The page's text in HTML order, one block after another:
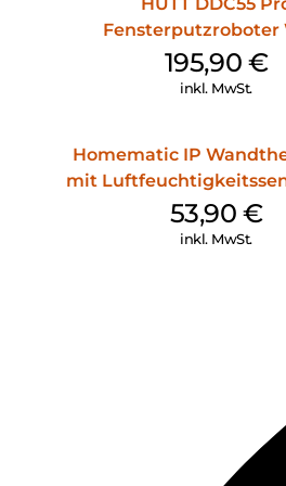
Fensterputzroboter
195,90 €
inkl. MwSt.
Homematic IP
mit
53,90 €
inkl. MwSt.